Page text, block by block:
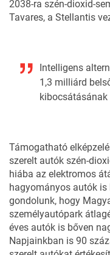
2038-ra szén-dioxid-
Tavares, a Stellantis
Intelligens
1,3 milliárd
kibocsátásának
Támogatható
szerelt autók szén-
hiába az elektromos
hagyományos autók is
gondolunk, hogy
személyautópark
éves autók is bőven
Napjainkban is 90